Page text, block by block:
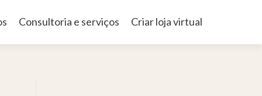
Consultoria e serviços Criar loja virtual